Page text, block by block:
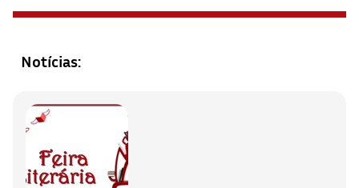
Notícias: